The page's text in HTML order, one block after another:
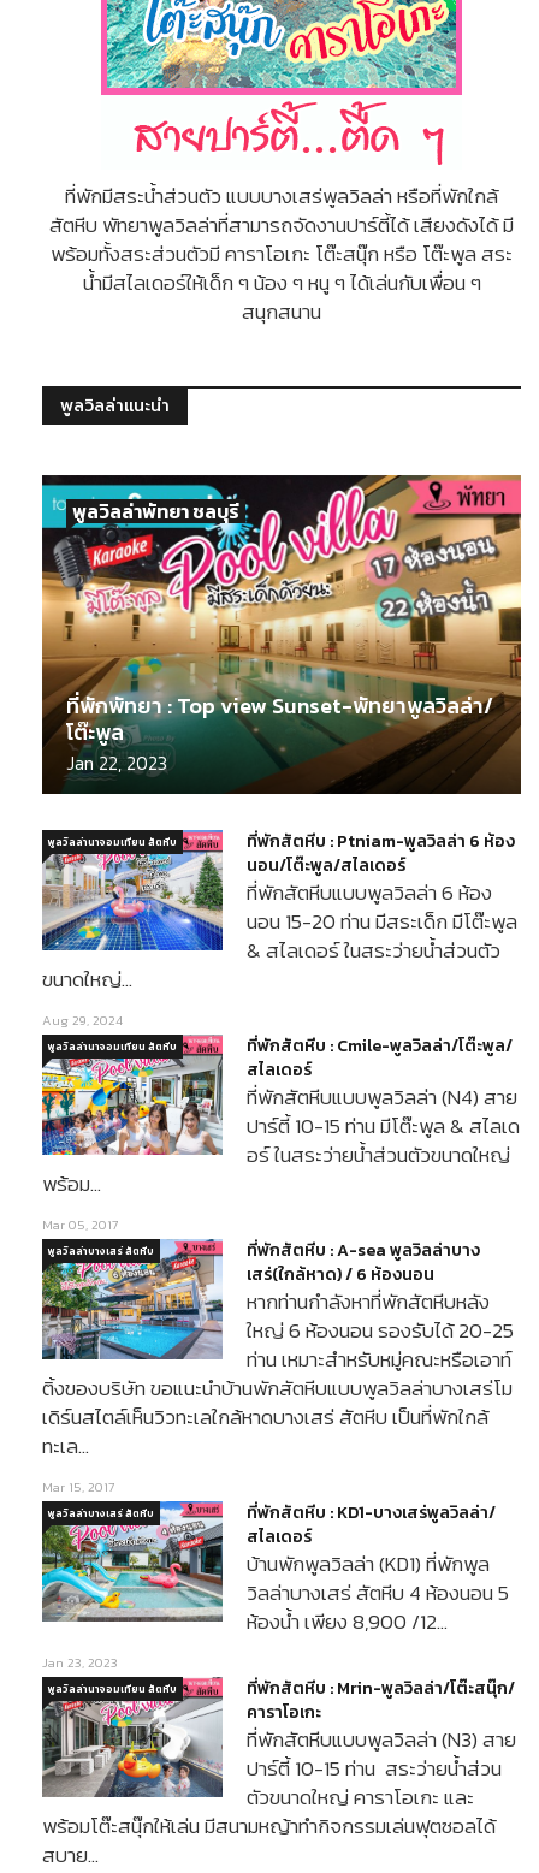
ที่พักมีสระน้ำส่วนตัว แบบบางเสร่พูลวิลล่า หรือที่พักใกล้
สัตหีบ พัทยาพูลวิลล่าที่สามารถจัดงานปาร์ตี้ได้ เสียงดังได้ มี
พร้อมทั้งสระส่วนตัวมี คาราโอเกะ โต๊ะสนุ๊ก หรือ โต๊ะพูล สระ
น้ำมีสไลเดอร์ให้เด็ก ๆ น้อง ๆ หนู ๆ ได้เล่นกับเพื่อน ๆ
สนุกสนาน
พูลวิลล่าแนะนำ
ที่พักพัทยา : Top view Sunset-พัทยาพูลวิลล่า/
โต๊ะพูล
Jan 22, 2023
พูลวิลล่าพัทยา ชลบุรี
ที่พักสัตหีบ : Ptniam-พูลวิลล่า 6 ห้อง
นอน/โต๊ะพูล/สไลเดอร์
ที่พักสัตหีบแบบพูลวิลล่า 6 ห้อง
นอน 15-20 ท่าน มีสระเด็ก มีโต๊ะพูล
& สไลเดอร์ ในสระว่ายน้ำส่วนตัว
ขนาดใหญ่…
พูลวิลล่านาจอมเทียน สัตหีบ
Aug 29, 2024
ที่พักสัตหีบ : Cmile-พูลวิลล่า/โต๊ะพูล/
สไลเดอร์
ที่พักสัตหีบแบบพูลวิลล่า (N4) สาย
ปาร์ตี้ 10-15 ท่าน มีโต๊ะพูล & สไลเด
อร์ ในสระว่ายน้ำส่วนตัวขนาดใหญ่
พร้อม…
พูลวิลล่านาจอมเทียน สัตหีบ
Mar 05, 2017
ที่พักสัตหีบ : A-sea พูลวิลล่าบาง
เสร่(ใกล้หาด) / 6 ห้องนอน
หากท่านกำลังหาที่พักสัตหีบหลัง
ใหญ่ 6 ห้องนอน รองรับได้ 20-25
ท่าน เหมาะสำหรับหมู่คณะหรือเอาท์
ติ้งของบริษัท ขอแนะนำบ้านพักสัตหีบแบบพูลวิลล่าบางเสร่โม
เดิร์นสไตล์เห็นวิวทะเลใกล้หาดบางเสร่ สัตหีบ เป็นที่พักใกล้
ทะเล…
พูลวิลล่าบางเสร่ สัตหีบ
Mar 15, 2017
ที่พักสัตหีบ : KD1-บางเสร่พูลวิลล่า/
สไลเดอร์
บ้านพักพูลวิลล่า (KD1) ที่พักพูล
วิลล่าบางเสร่ สัตหีบ 4 ห้องนอน 5
ห้องน้ำ เพียง 8,900 /12…
พูลวิลล่าบางเสร่ สัตหีบ
Jan 23, 2023
ที่พักสัตหีบ : Mrin-พูลวิลล่า/โต๊ะสนุ๊ก/
คาราโอเกะ
ที่พักสัตหีบแบบพูลวิลล่า (N3) สาย
ปาร์ตี้ 10-15 ท่าน สระว่ายน้ำส่วน
ตัวขนาดใหญ่ คาราโอเกะ และ
พร้อมโต๊ะสนุ๊กให้เล่น มีสนามหญ้าทำกิจกรรมเล่นฟุตซอลได้
สบาย…
พูลวิลล่านาจอมเทียน สัตหีบ